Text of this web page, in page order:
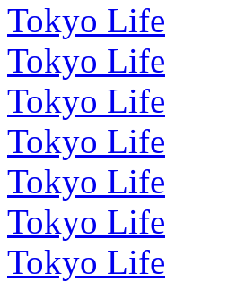
Tokyo Life
Tokyo Life
Tokyo Life
Tokyo Life
Tokyo Life
Tokyo Life
Tokyo Life